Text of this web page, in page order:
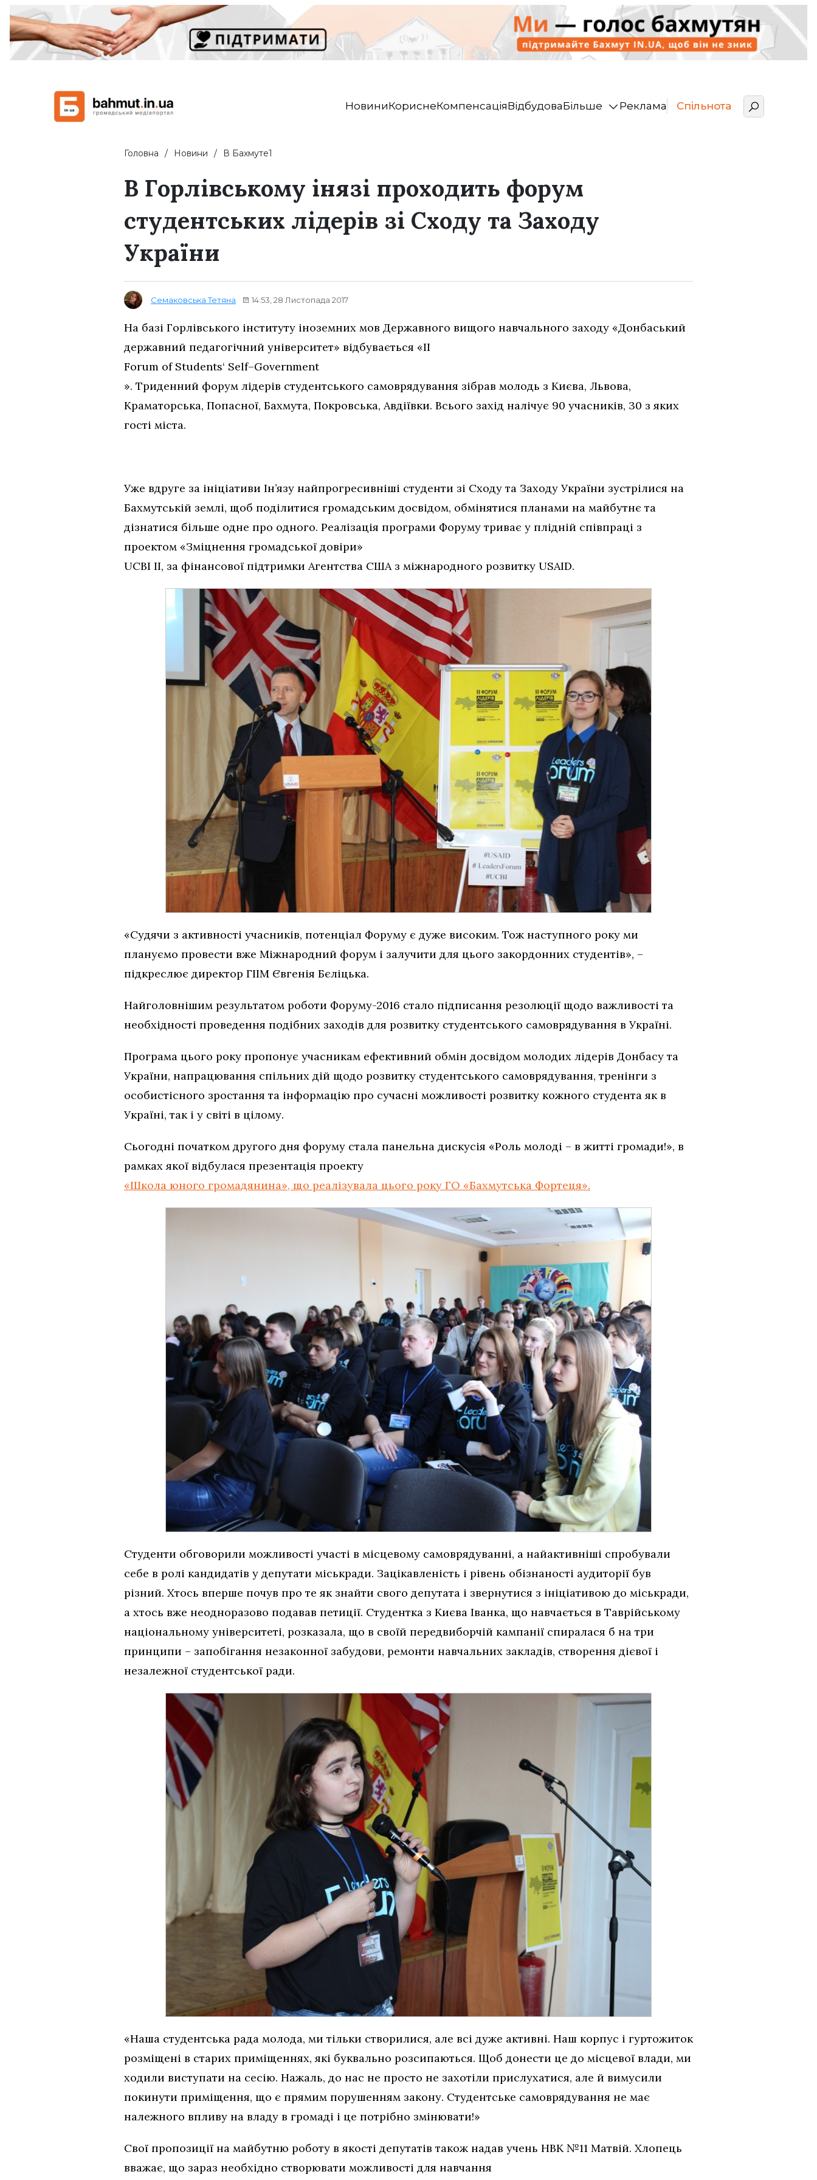
НовиниКориснеКомпенсаціяВідбудоваБільше Реклама Спільнота
Головна Новини В Бахмуте1
В Горлівському інязі проходить форум
студентських лідерів зі Сходу та Заходу
України
Семаковська Тетяна 14:53, 28 Листопада 2017
На базі Горлівського інституту іноземних мов Державного вищого навчального заходу «Донбаський
державний педагогічний університет» відбувається «ІІ
Forum of Students‘ Self–Government
». Триденний форум лідерів студентського самоврядування зібрав молодь з Києва, Львова,
Краматорська, Попасної, Бахмута, Покровська, Авдіївки. Всього захід налічує 90 учасників, 30 з яких
гості міста.
Уже вдруге за ініціативи Ін’язу найпрогресивніші студенти зі Сходу та Заходу України зустрілися на
Бахмутській землі, щоб поділитися громадським досвідом, обмінятися планами на майбутнє та
дізнатися більше одне про одного. Реалізація програми Форуму триває у плідній співпраці з
проектом «Зміцнення громадської довіри»
UCBI ІІ, за фінансової підтримки Агентства США з міжнародного розвитку USAID.
«Судячи з активності учасників, потенціал Форуму є дуже високим. Тож наступного року ми
плануємо провести вже Міжнародний форум і залучити для цього закордонних студентів», –
підкреслює директор ГІІМ Євгенія Бєліцька.
Найголовнішим результатом роботи Форуму-2016 стало підписання резолюції щодо важливості та
необхідності проведення подібних заходів для розвитку студентського самоврядування в Україні.
Програма цього року пропонує учасникам ефективний обмін досвідом молодих лідерів Донбасу та
України, напрацювання спільних дій щодо розвитку студентського самоврядування, тренінги з
особистісного зростання та інформацію про сучасні можливості розвитку кожного студента як в
Україні, так і у світі в цілому.
Сьогодні початком другого дня форуму стала панельна дискусія «Роль молоді – в житті громади!», в
рамках якої відбулася презентація проекту
«Школа юного громадянина», що реалізувала цього року ГО «Бахмутська Фортеця».
Студенти обговорили можливості участі в місцевому самоврядуванні, а найактивніші спробували
себе в ролі кандидатів у депутати міськради. Зацікавленість і рівень обізнаності аудиторії був
різний. Хтось вперше почув про те як знайти свого депутата і звернутися з ініціативою до міськради,
а хтось вже неодноразово подавав петиції. Студентка з Києва Іванка, що навчається в Таврійському
національному університеті, розказала, що в своїй передвиборчій кампанії спиралася б на три
принципи – запобігання незаконної забудови, ремонти навчальних закладів, створення дієвої і
незалежної студентської ради.
«Наша студентська рада молода, ми тільки створилися, але всі дуже активні. Наш корпус і гуртожиток
розміщені в старих приміщеннях, які буквально розсипаються. Щоб донести це до місцевої влади, ми
ходили виступати на сесію. Нажаль, до нас не просто не захотіли прислухатися, але й вимусили
покинути приміщення, що є прямим порушенням закону. Студентське самоврядування не має
належного впливу на владу в громаді і це потрібно змінювати!»
Свої пропозиції на майбутню роботу в якості депутатів також надав учень НВК №11 Матвій. Хлопець
вважає, що зараз необхідно створювати можливості для навчання